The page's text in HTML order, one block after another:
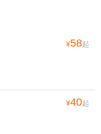
¥58起
¥40起